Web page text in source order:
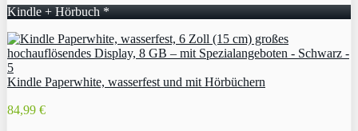
Kindle + Hörbuch *
Kindle Paperwhite, wasserfest und mit Hörbüchern
84,99 €